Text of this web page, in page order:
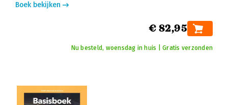
Boek bekijken
€ 82,95
Nu besteld, woensdag in huis | Gratis verzonden